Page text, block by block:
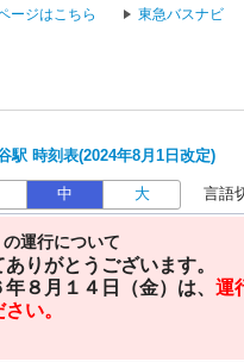
ージはこちら 東急バスナビ
駅 時刻表(2024年8月1日改定)
中 大 言語
運行について
りがとうございます。
８月１４日（金）は、 運
い。